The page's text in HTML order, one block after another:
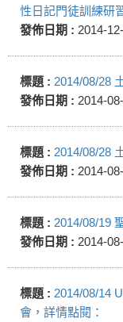
性日記門徒訓練研
發佈日期 : 2014-
標題 : 2014/08/28
發佈日期 : 2014-
標題 : 2014/08/28
發佈日期 : 2014-
標題 : 2014/08/19
發佈日期 : 2014-
標題 : 2014/08/14
會，詳情點閱：